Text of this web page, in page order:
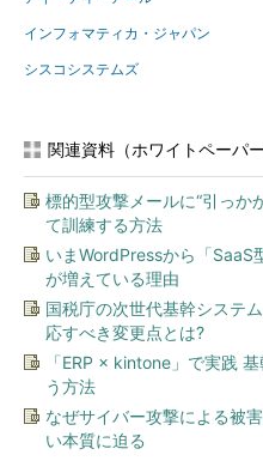
インフォマティカ・ジャパン
シスコシステムズ
関連資料（ホワイトペーパー
標的型攻撃メールに“引っか
て訓練する方法
いまWordPressから「SaaS
が増えている理由
国税庁の次世代基幹システ
応すべき変更点とは?
「ERP × kintone」で実践
う方法
なぜサイバー攻撃による被
い本質に迫る